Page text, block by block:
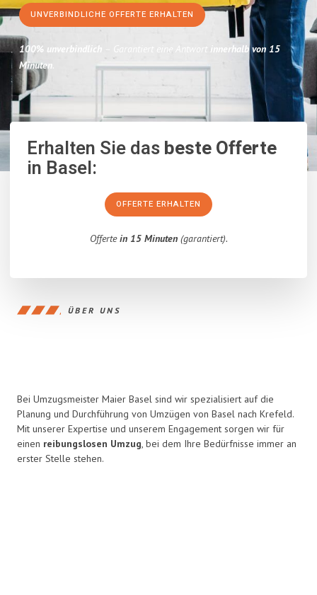
UNVERBINDLICHE OFFERTE ERHALTEN
100% unverbindlich – Garantiert eine Antwort innerhalb von 15
Minuten.
Erhalten Sie dasbeste Offerte
in Basel:
OFFERTE ERHALTEN
Offertein 15 Minuten(garantiert).
ÜBER UNS
Bei Umzugsmeister Maier Basel sind wir spezialisiert auf die
Planung und Durchführung von Umzügen von Basel nach Krefeld.
Mit unserer Expertise und unserem Engagement sorgen wir für
einen reibungslosen Umzug, bei dem Ihre Bedürfnisse immer an
erster Stelle stehen.